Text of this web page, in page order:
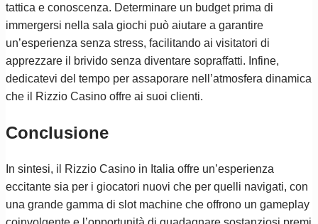
tattica e conoscenza. Determinare un budget prima di
immergersi nella sala giochi può aiutare a garantire
un’esperienza senza stress, facilitando ai visitatori di
apprezzare il brivido senza diventare sopraffatti. Infine,
dedicatevi del tempo per assaporare nell’atmosfera dinamica
che il Rizzio Casino offre ai suoi clienti.
Conclusione
In sintesi, il Rizzio Casino in Italia offre un’esperienza
eccitante sia per i giocatori nuovi che per quelli navigati, con
una grande gamma di slot machine che offrono un gameplay